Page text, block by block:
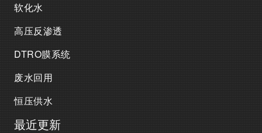
软化水
高压反渗透
DTRO膜系统
废水回用
恒压供水
最近更新